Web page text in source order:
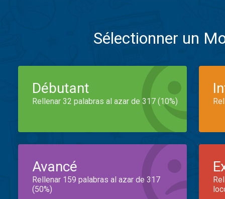
Sélectionner un
Débutant
Rellenar 32 palabras al azar de 317 (10%)
Avancé
Rellenar 159 palabras al azar de 317
(50%)